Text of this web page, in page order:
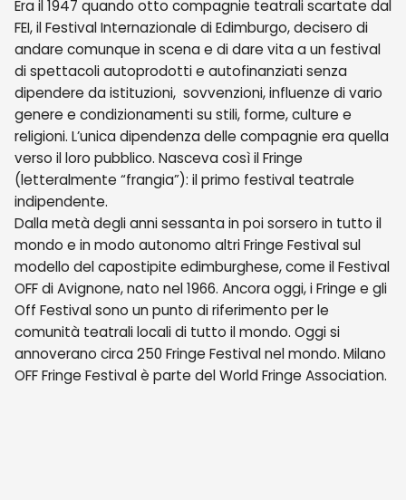
Era il 1947 quando otto compagnie teatrali scartate dal
FEI, il Festival Internazionale di Edimburgo, decisero di
andare comunque in scena e di dare vita a un festival
di spettacoli autoprodotti e autofinanziati senza
dipendere da istituzioni, sovvenzioni, influenze di vario
genere e condizionamenti su stili, forme, culture e
religioni. L’unica dipendenza delle compagnie era quella
verso il loro pubblico. Nasceva così il Fringe
(letteralmente “frangia”): il primo festival teatrale
indipendente.
Dalla metà degli anni sessanta in poi sorsero in tutto il
mondo e in modo autonomo altri Fringe Festival sul
modello del capostipite edimburghese, come il Festival
OFF di Avignone, nato nel 1966. Ancora oggi, i Fringe e gli
Off Festival sono un punto di riferimento per le
comunità teatrali locali di tutto il mondo. Oggi si
annoverano circa 250 Fringe Festival nel mondo. Milano
OFF Fringe Festival è parte del World Fringe Association.